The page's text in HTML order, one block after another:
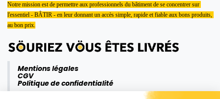
Notre mission est de permettre aux professionnels du bâtiment de se concentrer sur
l'essentiel - BÂTIR - en leur donnant un accès simple, rapide et fiable aux bons produits,
au bon prix.
Mentions légales
CGV
Politique de confidentialité